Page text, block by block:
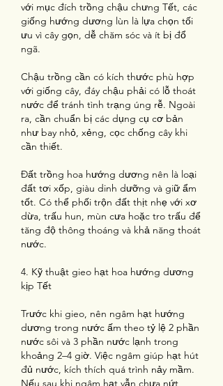
với mục đích trồng chậu chưng Tết, các
giống hướng dương lùn là lựa chọn tối
ưu vì cây gọn, dễ chăm sóc và ít bị đổ
ngã.
Chậu trồng cần có kích thước phù hợp
với giống cây, đáy chậu phải có lỗ thoát
nước để tránh tình trạng úng rễ. Ngoài
ra, cần chuẩn bị các dụng cụ cơ bản
như bay nhỏ, xẻng, cọc chống cây khi
cần thiết.
Đất trồng hoa hướng dương nên là loại
đất tơi xốp, giàu dinh dưỡng và giữ ẩm
tốt. Có thể phối trộn đất thịt nhẹ với xơ
dừa, trấu hun, mùn cưa hoặc tro trấu để
tăng độ thông thoáng và khả năng thoát
nước.
4. Kỹ thuật gieo hạt hoa hướng dương
kịp Tết
Trước khi gieo, nên ngâm hạt hướng
dương trong nước ấm theo tỷ lệ 2 phần
nước sôi và 3 phần nước lạnh trong
khoảng 2–4 giờ. Việc ngâm giúp hạt hút
đủ nước, kích thích quá trình nảy mầm.
Nếu sau khi ngâm hạt vẫn chưa nứt